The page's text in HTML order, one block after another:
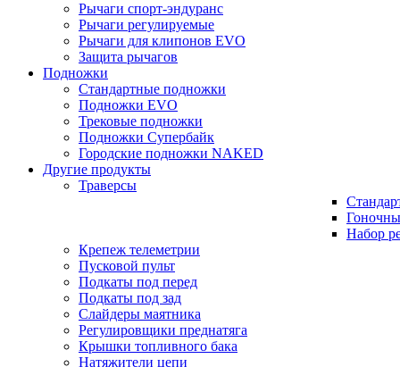
Рычаги спорт-эндуранс
Рычаги регулируемые
Рычаги для клипонов EVO
Защита рычагов
Подножки
Стандартные подножки
Подножки EVO
Трековые подножки
Подножки Супербайк
Городские подножки NAKED
Другие продукты
Траверсы
Набор
Крепеж телеметрии
Пусковой пульт
Подкаты под перед
Подкаты под зад
Слайдеры маятника
Регулировщики преднатяга
Крышки топливного бака
Натяжители цепи